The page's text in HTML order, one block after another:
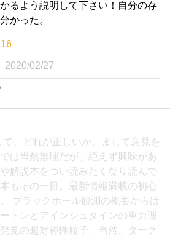
るよう説明して下さい！自分の存
かった。
2020/02/27
て、どれが正しいか、まして意見を
は当然無理だが、絶えず興味があ
解説本をつい読みたくなり読んで
もその一冊。最新情報満載の初心
ブラックホール観測の概要からは
トンとアインシュタインの重力理
見の超対称性粒子、当然、ダーク